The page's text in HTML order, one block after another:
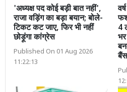
'अध्यक्ष पद कोई बड़ी बात नहीं',
राजा वड़िंग का बड़ा बयान; बोले-
टिकट कट जाए, फिर भी नहीं
छोड़ूंगा कांग्रेस
Published On 01 Aug 2026
11:22:13
4
बैंस